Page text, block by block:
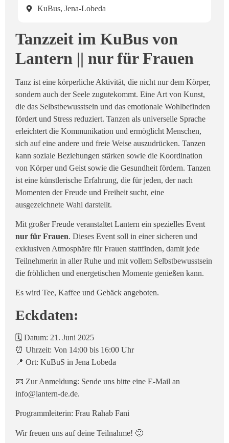
KuBus, Jena-Lobeda
Tanzzeit im KuBus von
Lantern || nur für Frauen
Tanz ist eine körperliche Aktivität, die nicht nur dem Körper,
sondern auch der Seele zugutekommt. Eine Art von Kunst,
die das Selbstbewusstsein und das emotionale Wohlbefinden
fördert und Stress reduziert. Tanzen als universelle Sprache
erleichtert die Kommunikation und ermöglicht Menschen,
sich auf eine andere und freie Weise auszudrücken. Tanzen
kann soziale Beziehungen stärken sowie die Koordination
von Körper und Geist sowie die Gesundheit fördern. Tanzen
ist eine künstlerische Erfahrung, die für jeden, der nach
Momenten der Freude und Freiheit sucht, eine
ausgezeichnete Wahl darstellt.
Mit großer Freude veranstaltet Lantern ein spezielles Event
nur für Frauen. Dieses Event soll in einer sicheren und
exklusiven Atmosphäre für Frauen stattfinden, damit jede
Teilnehmerin in aller Ruhe und mit vollem Selbstbewusstsein
die fröhlichen und energetischen Momente genießen kann.
Es wird Tee, Kaffee und Gebäck angeboten.
Eckdaten:
🗓 Datum: 21. Juni 2025
⏰ Uhrzeit: Von 14:00 bis 16:00 Uhr
📍 Ort: KuBuS in Jena Lobeda
📧 Zur Anmeldung: Sende uns bitte eine E-Mail an
info@lantern-de.de.
Programmleiterin: Frau Rahab Fani
Wir freuen uns auf deine Teilnahme! 🙂